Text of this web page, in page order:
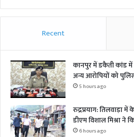
Recent
कानपुर में डकैती कांड में
अन्य आरोपियों को
5 hours ago
रुद्रप्रयाग: तिलवाड़ा में
डीएम विशाल मिश्रा ने
6 hours ago